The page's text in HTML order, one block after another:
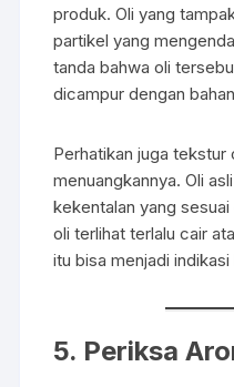
produk. Oli yang
partikel yang
tanda bahwa oli
dicampur dengan
Perhatikan juga tekstur
menuangkannya. Oli
kekentalan yang
oli terlihat terlalu cair
itu bisa menjadi
5. Periksa